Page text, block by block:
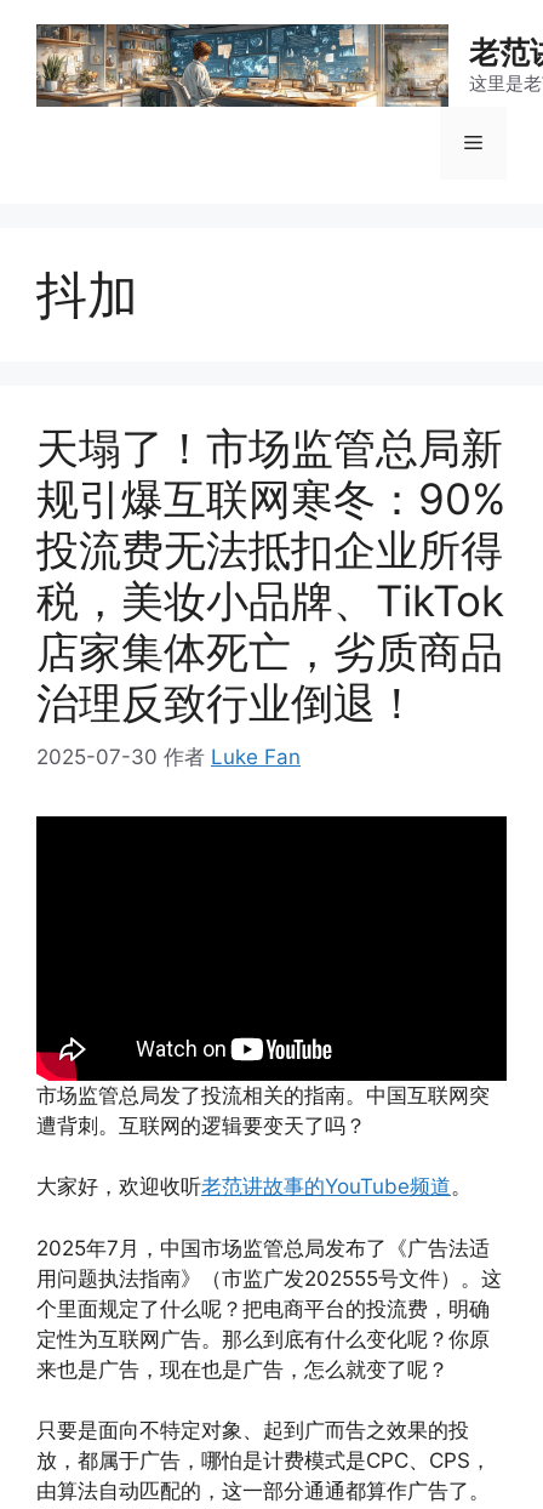
老范
这里是
菜
抖加
天塌了！市场监管总局新
规引爆互联网寒冬：90%
投流费无法抵扣企业所得
税，美妆小品牌、TikTok
店家集体死亡，劣质商品
治理反致行业倒退！
2025-07-30 作者 Luke Fan
市场监管总局发了投流相关的指南。中国互联网突
遭背刺。互联网的逻辑要变天了吗？
大家好，欢迎收听老范讲故事的YouTube频道。
2025年7月，中国市场监管总局发布了《广告法适
用问题执法指南》（市监广发202555号文件）。这
个里面规定了什么呢？把电商平台的投流费，明确
定性为互联网广告。那么到底有什么变化呢？你原
来也是广告，现在也是广告，怎么就变了呢？
只要是面向不特定对象、起到广而告之效果的投
放，都属于广告，哪怕是计费模式是CPC、CPS，
由算法自动匹配的，这一部分通通都算作广告了。